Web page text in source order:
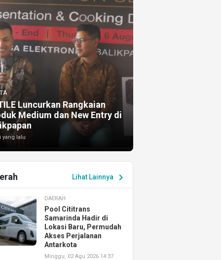
Luncurkan Rangkaian
Medium dan New Entry di
yang lalu
Lihat Lainnya chevron_right
DAERAH
Pool Cititrans
Samarinda Hadir di
Lokasi Baru, Permudah
Akses Perjalanan
Antarkota
Minggu, 02 Agu 2026 14:37